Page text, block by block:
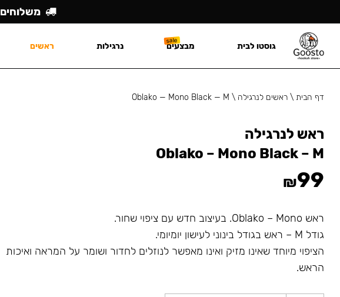
דף הבית\ ראשים לנרגילה \
Oblako — Mono Black — M
ראש לנרגילה
Oblako – Mono Black – M
₪99
ראש Oblako – Mono. בעיצוב חדש עם ציפוי שחור.
גודל M – ראש בגודל בינוני לעישון יומיומי.
הציפוי מיוחד שאינו מזיק ואינו מאפשר לנוזלים לחדור ושומר על המראה ואיכות
הראש.
משלוחים
גוסטו לבית מבצעים נרגילות ראשים